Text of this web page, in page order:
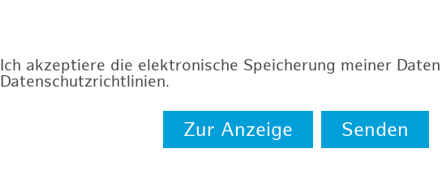
Ich akzeptiere die elektronische Speicherung meiner
Datenschutzrichtlinien.
Zur Anzeige Senden